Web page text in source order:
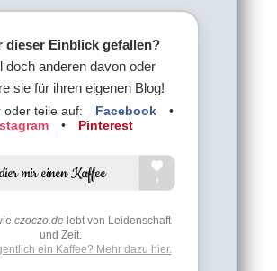
dieser Einblick gefallen?
doch anderen davon oder
sie für ihren eigenen Blog!
oder teile auf: Facebook
•
• Pinterest
czoczo.delebt von Leidenschaft
und Zeit.
ein Kaffee? Mehr dazu hier.